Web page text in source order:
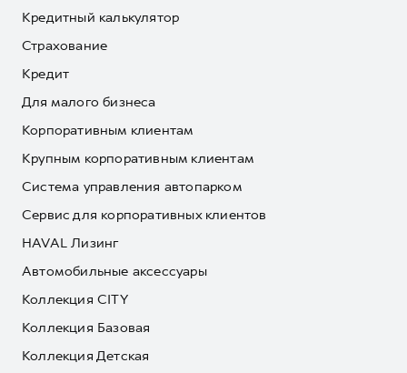
Кредитный калькулятор
Страхование
Кредит
Для малого бизнеса
Корпоративным клиентам
Крупным корпоративным клиентам
Система управления автопарком
Сервис для корпоративных клиентов
HAVAL Лизинг
Автомобильные аксессуары
Коллекция CITY
Коллекция Базовая
Коллекция Детская